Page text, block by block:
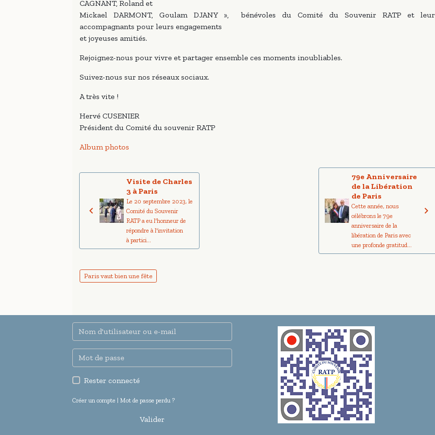
CAGNANT, Roland et
Mickael DARMONT, Goulam DJANY », bénévoles du Comité du Souvenir RATP et
accompagnants pour leurs engagements
et joyeuses amitiés.
Rejoignez-nous pour vivre et partager ensemble ces moments inoubliables.
Suivez-nous sur nos réseaux sociaux.
A très vite !
Hervé CUSENIER
Président du Comité du souvenir RATP
Album photos
Visite de Charles
3 à Paris
Le 20 septembre 2023, le
Comité du Souvenir
RATP a eu l'honneur de
répondre à l'invitation
à partici...
79e Anniversaire
de la Libération
de Paris
Cette année, nous
célébrons le 79e
anniversaire de la
libération de Paris avec
une profonde gratitud...
Paris vaut bien une fête
Rester connecté
Créer un compte | Mot de passe perdu ?
Valider